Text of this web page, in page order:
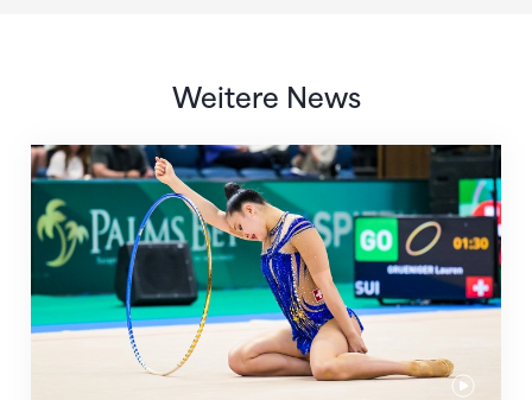
Weitere News
Nächster Halt: Weltmeisterschaft